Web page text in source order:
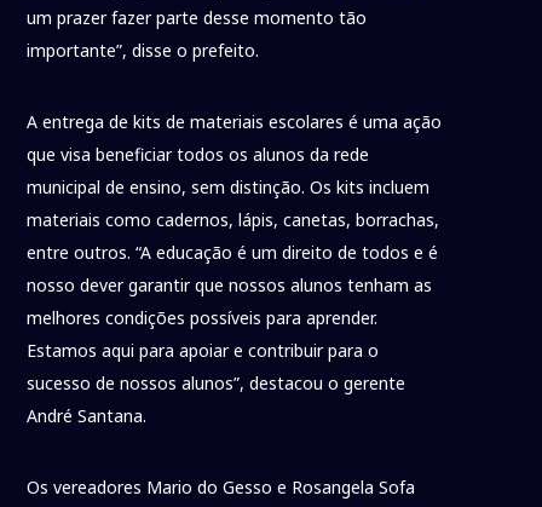
um prazer fazer parte desse momento tão
importante”, disse o prefeito.
A entrega de kits de materiais escolares é uma ação
que visa beneficiar todos os alunos da rede
municipal de ensino, sem distinção. Os kits incluem
materiais como cadernos, lápis, canetas, borrachas,
entre outros. “A educação é um direito de todos e é
nosso dever garantir que nossos alunos tenham as
melhores condições possíveis para aprender.
Estamos aqui para apoiar e contribuir para o
sucesso de nossos alunos”, destacou o gerente
André Santana.
Os vereadores Mario do Gesso e Rosangela Sofa